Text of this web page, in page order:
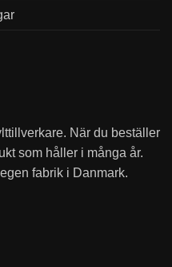
När du beställer
som håller i många år.
fabrik i Danmark.